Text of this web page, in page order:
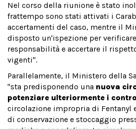
Nel corso della riunione è stato
frattempo sono stati attivati i
accertamenti del caso, mentre il
disposto un'ispezione per
responsabilità e accertare il
vigenti".
Parallelamente, il Ministero della
"sta predisponendo una nuova
potenziare ulteriormente i
circolazione impropria di Fentanyl
di conservazione e stoccaggio